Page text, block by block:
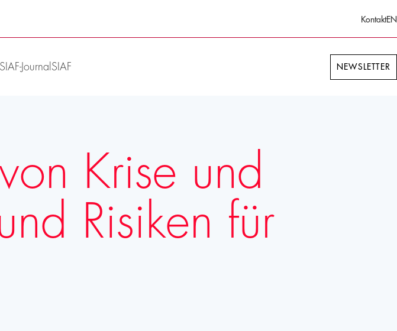
KontaktEN
Journal SIAF NEWSLETTER
Krise und
Risiken für